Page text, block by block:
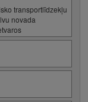
transportlīdzekļu
novada